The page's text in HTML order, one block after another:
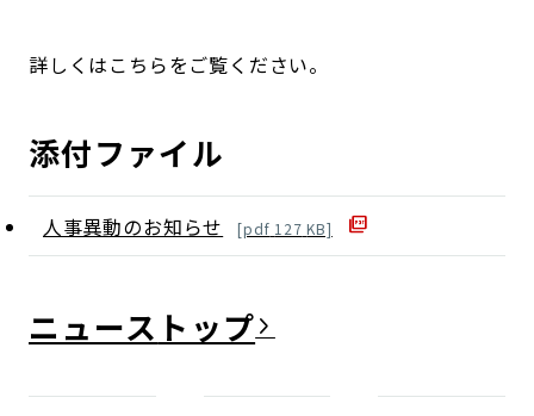
詳しくはこちらをご覧ください。
添付ファイル
人事異動のお知らせ [pdf 127 KB]
ニュース